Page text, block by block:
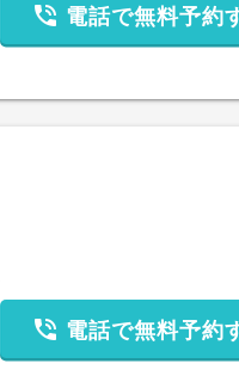
phone_in_talk 電話で無料予約
phone_in_talk 電話で無料予約